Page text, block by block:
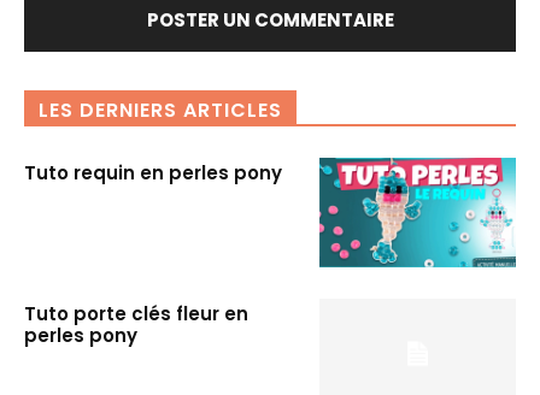
LES DERNIERS ARTICLES
Tuto requin en perles pony
Tuto porte clés fleur en
perles pony